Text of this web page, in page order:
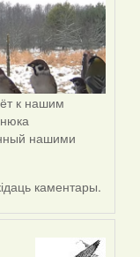
к нашим
нашими
каментары.